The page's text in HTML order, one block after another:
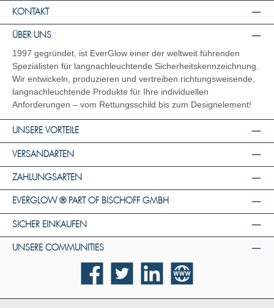
KONTAKT
ÜBER UNS
1997 gegründet, ist EverGlow einer der weltweit führenden
Spezialisten für langnachleuchtende Sicherheitskennzeichnung.
Wir entwickeln, produzieren und vertreiben richtungsweisende,
langnachleuchtende Produkte für Ihre individuellen
Anforderungen – vom Rettungsschild bis zum Designelement!
UNSERE VORTEILE
VERSANDARTEN
ZAHLUNGSARTEN
EVERGLOW ® PART OF BISCHOFF GMBH
SICHER EINKAUFEN
UNSERE COMMUNITIES
FacebookTwitter LinkedIn Website